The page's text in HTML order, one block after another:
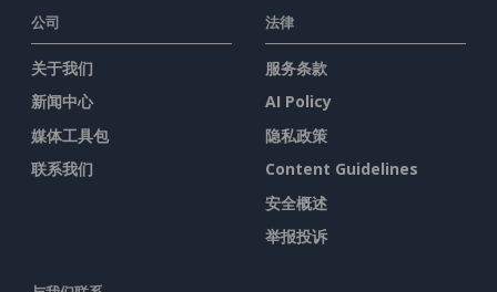
公司
关于我们
新闻中心
媒体工具包
联系我们
法律
服务条款
AI Policy
隐私政策
Content Guidelines
安全概述
举报投诉